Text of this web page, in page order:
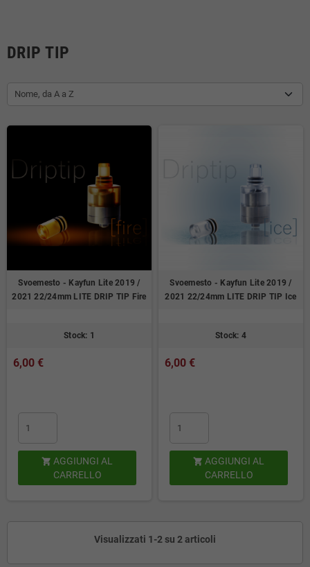
DRIP TIP
Nome, da A a Z
Svoemesto - Kayfun Lite 2019 /
2021 22/24mm LITE DRIP TIP Fire
Stock: 1
6,00 €
 AGGIUNGI AL
CARRELLO
Svoemesto - Kayfun Lite 2019 /
2021 22/24mm LITE DRIP TIP Ice
Stock: 4
6,00 €
 AGGIUNGI AL
CARRELLO
Visualizzati 1-2 su 2 articoli